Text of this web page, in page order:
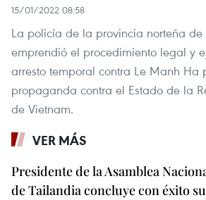
15/01/2022 08:58
La policía de la provincia norteña de
emprendió el procedimiento legal y
arresto temporal contra Le Manh Ha
propaganda contra el Estado de la
de Vietnam.
VER MÁS
Presidente de la Asamblea
de Tailandia concluye con éxito su